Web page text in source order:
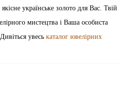
українське золото для Вас. Твій
мистецтва і Ваша особиста
увесь каталог ювелірних